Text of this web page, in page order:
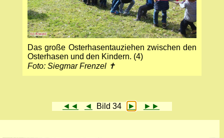
Das große Osterhasentauziehen zwischen den
Osterhasen und den Kindern. (4)
Foto: Siegmar Frenzel ✝
◄◄ ◄ Bild 34 ► ►►